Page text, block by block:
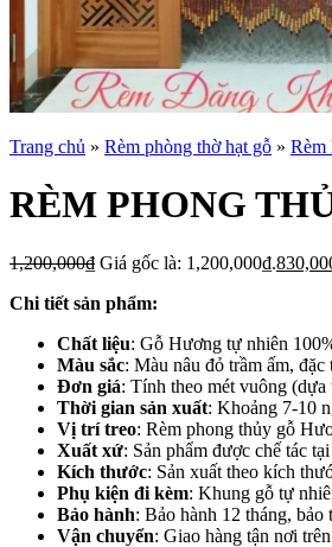
Trang chủ » Rèm phòng thờ hạt gỗ » Rèm
RÈM PHONG
1,200,000₫ Giá gốc là: 1,200,000₫.
Chi tiết sản phẩm:
Chất liệu: Gỗ Hương tự nhiên
Màu sắc: Màu nâu đỏ trầm ấm,
Đơn giá: Tính theo mét vuông
Thời gian sản xuất: Khoảng 7-10
Vị trí treo: Rèm phong thủy gỗ
Xuất xứ: Sản phẩm được chế tác
Kích thước: Sản xuất theo kích
Phụ kiện đi kèm: Khung gỗ tự
Bảo hành: Bảo hành 12 tháng,
Vận chuyển: Giao hàng tận nơi